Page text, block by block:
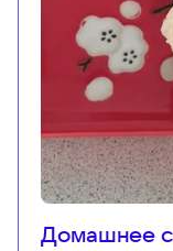
Домашнее